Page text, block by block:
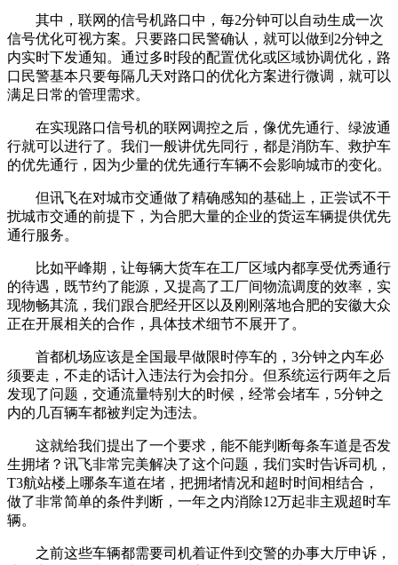
其中，联网的信号机路口中，每2分钟可以自动生成一次
信号优化可视方案。只要路口民警确认，就可以做到2分钟之
内实时下发通知。通过多时段的配置优化或区域协调优化，路
口民警基本只要每隔几天对路口的优化方案进行微调，就可以
满足日常的管理需求。
在实现路口信号机的联网调控之后，像优先通行、绿波通
行就可以进行了。我们一般讲优先同行，都是消防车、救护车
的优先通行，因为少量的优先通行车辆不会影响城市的变化。
但讯飞在对城市交通做了精确感知的基础上，正尝试不干
扰城市交通的前提下，为合肥大量的企业的货运车辆提供优先
通行服务。
比如平峰期，让每辆大货车在工厂区域内都享受优秀通行
的待遇，既节约了能源，又提高了工厂间物流调度的效率，实
现物畅其流，我们跟合肥经开区以及刚刚落地合肥的安徽大众
正在开展相关的合作，具体技术细节不展开了。
首都机场应该是全国最早做限时停车的，3分钟之内车必
须要走，不走的话计入违法行为会扣分。但系统运行两年之后
发现了问题，交通流量特别大的时候，经常会堵车，5分钟之
内的几百辆车都被判定为违法。
这就给我们提出了一个要求，能不能判断每条车道是否发
生拥堵？讯飞非常完美解决了这个问题，我们实时告诉司机，
T3航站楼上哪条车道在堵，把拥堵情况和超时时间相结合，
做了非常简单的条件判断，一年之内消除12万起非主观超时车
辆。
之前这些车辆都需要司机着证件到交警的办事大厅申诉，